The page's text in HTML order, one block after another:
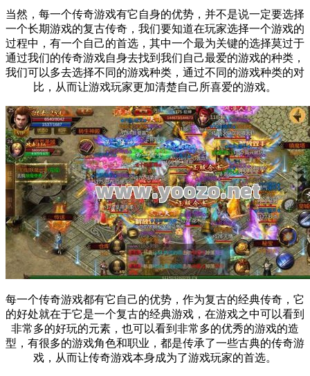
当然，每一个传奇游戏有它自身的优势，并不是说一定要选择
一个长期游戏的复古传奇，我们要知道在玩家选择一个游戏的
过程中，有一个自己的首选，其中一个最为关键的选择莫过于
通过我们的传奇游戏自身去找到我们自己最爱的游戏的种类，
我们可以多去选择不同的游戏种类，通过不同的游戏种类的对
比，从而让游戏玩家更加清楚自己所喜爱的游戏。
每一个传奇游戏都有它自己的优势，作为复古的经典传奇，它
的好处就在于它是一个复古的经典游戏，在游戏之中可以看到
非常多的好玩的元素，也可以看到非常多的优秀的游戏的造
型，有很多的游戏角色和职业，都是传承了一些古典的传奇游
戏，从而让传奇游戏本身成为了游戏玩家的首选。